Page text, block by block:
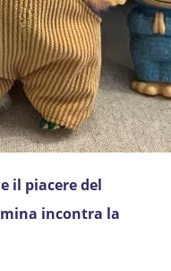
il piacere del
incontra la